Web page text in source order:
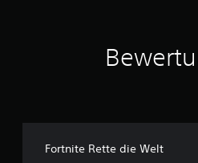
Fortnite Rette die Welt